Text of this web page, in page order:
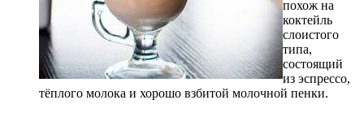
похож на
коктейль
слоистого
типа,
состоящий
из эспрессо,
тёплого молока и хорошо взбитой молочной пенки.